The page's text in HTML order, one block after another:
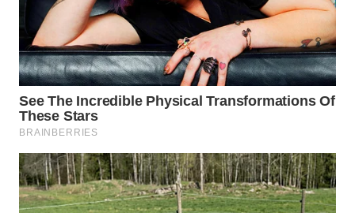
WN DELI
SERDANG
WN
TEBING
TINGGI
WN
PAKPAK